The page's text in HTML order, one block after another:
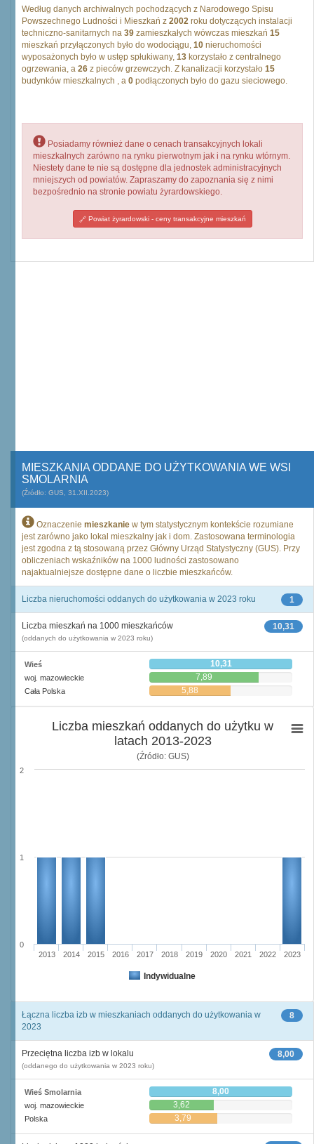
Według danych archiwalnych pochodzących z Narodowego Spisu
Powszechnego Ludności i Mieszkań z 2002 roku dotyczących instalacji
techniczno-sanitarnych na 39 zamieszkałych wówczas mieszkań 15
mieszkań przyłączonych było do wodociągu, 10 nieruchomości
wyposażonych było w ustęp spłukiwany, 13 korzystało z centralnego
ogrzewania, a 26 z pieców grzewczych. Z kanalizacji korzystało 15
budynków mieszkalnych , a 0 podłączonych było do gazu sieciowego.
Posiadamy również dane o cenach transakcyjnych lokali
mieszkalnych zarówno na rynku pierwotnym jak i na rynku wtórnym.
Niestety dane te nie są dostępne dla jednostek administracyjnych
mniejszych od powiatów. Zapraszamy do zapoznania się z nimi
bezpośrednio na stronie powiatu żyrardowskiego.
Powiat żyrardowski - ceny transakcyjne mieszkań
MIESZKANIA ODDANE DO UŻYTKOWANIA WE WSI
SMOLARNIA
(Źródło: GUS, 31.XII.2023)
Oznaczenie mieszkanie w tym statystycznym kontekście rozumiane
jest zarówno jako lokal mieszkalny jak i dom. Zastosowana terminologia
jest zgodna z tą stosowaną przez Główny Urząd Statystyczny (GUS). Przy
obliczeniach wskaźników na 1000 ludności zastosowano
najaktualniejsze dostępne dane o liczbie mieszkańców.
1
Liczba nieruchomości oddanych do użytkowania w 2023 roku
10,31
Liczba mieszkań na 1000 mieszkańców
(oddanych do użytkowania w 2023 roku)
Wieś 10,31
woj. mazowieckie 7,89
Cała Polska 5,88
Liczba mieszkań oddanych do użytku w
latach 2013-2023
(Źródło: GUS)
Indywidualne
2013 2014 2015 2016 2017 2018 2019 2020 2021 2022 2023
0
1
2
8
Łączna liczba izb w mieszkaniach oddanych do użytkowania w
2023
8,00
Przeciętna liczba izb w lokalu
(oddanego do użytkowania w 2023 roku)
Wieś Smolarnia 8,00
woj. mazowieckie 3,62
Polska 3,79